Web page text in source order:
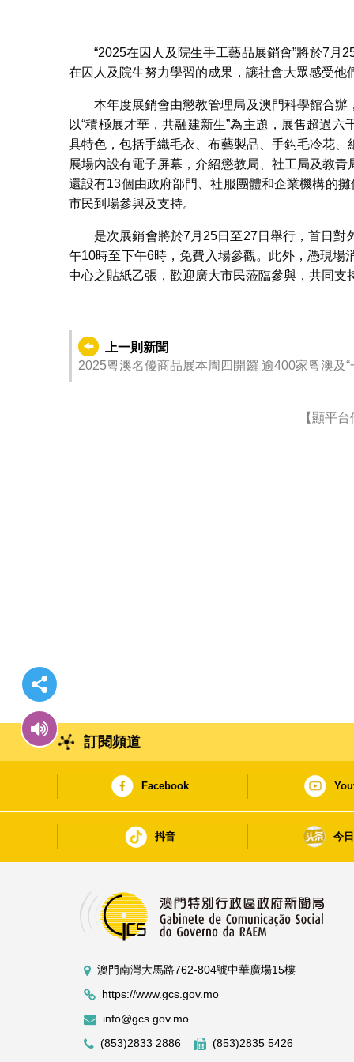
“2025在囚人及院生手工藝品展銷會”將於7月
在囚人及院生努力學習的成果，讓社會大眾感受
本年度展銷會由懲教管理局及澳門科學館合
以“積極展才華，共融建新生”為主題，展售超過
具特色，包括手織毛衣、布藝製品、手鈎毛冷花
展場內設有電子屏幕，介紹懲教局、社工局及教
還設有13個由政府部門、社服團體和企業機構的
市民到場參與及支持。
是次展銷會將於7月25日至27日舉行，首日
午10時至下午6時，免費入場參觀。此外，憑現
中心之貼紙乙張，歡迎廣大市民蒞臨參與，共同
上一則新聞
2025粵澳名優商品展本周四開鑼 逾400家粵澳及
【顯平
訂閱頻道
Facebook
抖音 今
澳門南灣大馬路762-804號中華廣場15樓
https://www.gcs.gov.mo
info@gcs.gov.mo
(853)2833 2886
(853)2835 5426